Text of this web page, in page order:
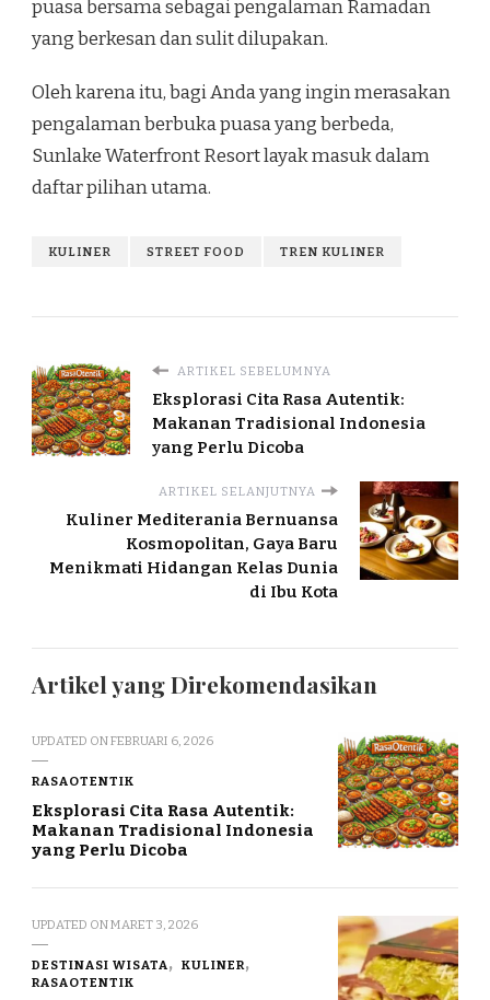
puasa bersama sebagai pengalaman Ramadan
yang berkesan dan sulit dilupakan.
Oleh karena itu, bagi Anda yang ingin merasakan
pengalaman berbuka puasa yang berbeda,
Sunlake Waterfront Resort layak masuk dalam
daftar pilihan utama.
KULINER STREET FOOD TREN KULINER
ARTIKEL SEBELUMNYA
Eksplorasi Cita Rasa Autentik:
Makanan Tradisional Indonesia
yang Perlu Dicoba
ARTIKEL SELANJUTNYA
Kuliner Mediterania Bernuansa
Kosmopolitan, Gaya Baru
Menikmati Hidangan Kelas Dunia
di Ibu Kota
Artikel yang Direkomendasikan
UPDATED ONFEBRUARI 6, 2026
RASAOTENTIK
Eksplorasi Cita Rasa Autentik:
Makanan Tradisional Indonesia
yang Perlu Dicoba
UPDATED ONMARET 3, 2026
DESTINASI WISATA
KULINER
RASAOTENTIK